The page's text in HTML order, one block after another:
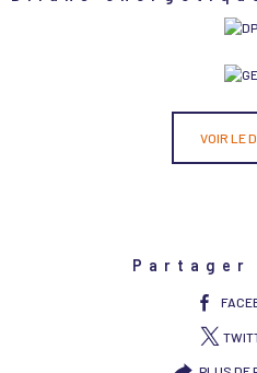
VOIR LE
Partager